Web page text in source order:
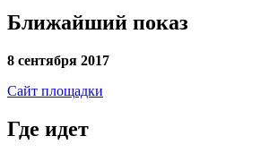
Ближайший показ
8 сентября 2017
Сайт площадки
Где идет